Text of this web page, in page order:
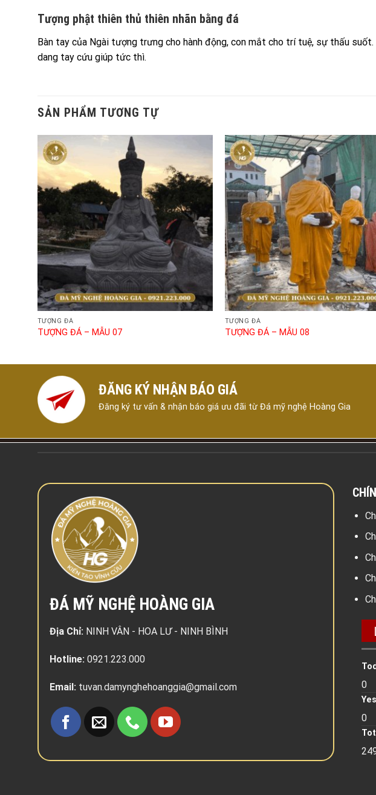
Tượng phật thiên thủ thiên nhãn bằng đá
Bàn tay của Ngài tượng trưng cho hành động, con mắt cho trí tuệ, sự thấu
dang tay cứu giúp tức thì.
SẢN PHẨM TƯƠNG TỰ
TƯỢNG ĐÁ
TƯỢNG ĐÁ – MẪU 07
TƯỢNG ĐÁ
TƯỢNG ĐÁ – MẪU 08
ĐĂNG KÝ NHẬN BÁO GIÁ
Đăng ký tư vấn & nhận báo giá ưu đãi từ Đá mỹ nghệ Hoàng Gia
ĐÁ MỸ NGHỆ HOÀNG GIA
Địa Chỉ: NINH VÂN - HOA LƯ - NINH BÌNH
Hotline: 0921.223.000
Email: tuvan.damynghehoanggia@gmail.com 0
0